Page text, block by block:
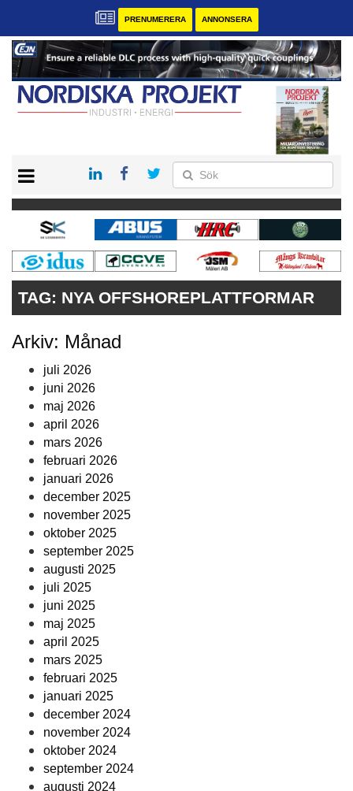
PRENUMERERA ANNONSERA
KONTAKT
VÅRA ANDRA MAGASIN
PRENUMERERA
ANNONSERA
TAG: NYA OFFSHOREPLATTFORMAR
Arkiv: Månad
juli 2026
juni 2026
maj 2026
april 2026
mars 2026
februari 2026
januari 2026
december 2025
november 2025
oktober 2025
september 2025
augusti 2025
juli 2025
juni 2025
maj 2025
april 2025
mars 2025
februari 2025
januari 2025
december 2024
november 2024
oktober 2024
september 2024
augusti 2024